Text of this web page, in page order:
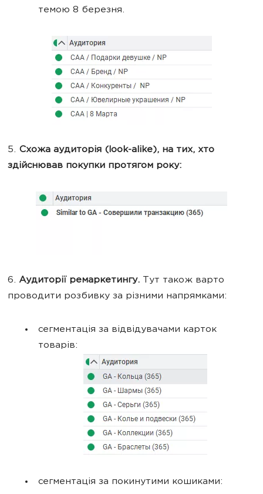
темою 8 березня.
5. Схожа аудиторія (look-alike), на тих, хто
здійснював покупки протягом року:
6. Аудиторії ремаркетингу. Тут також варто
проводити розбивку за різними напрямками:
сегментація за відвідувачами карток
товарів:
сегментація за покинутими кошиками: